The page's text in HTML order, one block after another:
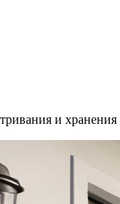
и